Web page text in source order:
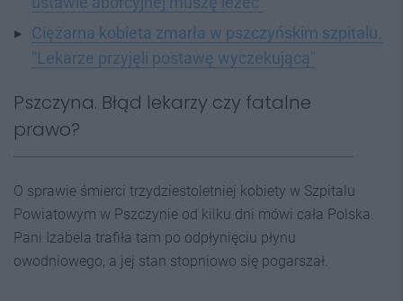
Ciężarna kobieta zmarła w pszczyńskim szpitalu.
"Lekarze przyjęli postawę wyczekującą"
Pszczyna. Błąd lekarzy czy fatalne
prawo?
O sprawie śmierci trzydziestoletniej kobiety w Szpitalu
Powiatowym w Pszczynie od kilku dni mówi cała Polska.
Pani Izabela trafiła tam po odpłynięciu płynu
owodniowego, a jej stan stopniowo się pogarszał.